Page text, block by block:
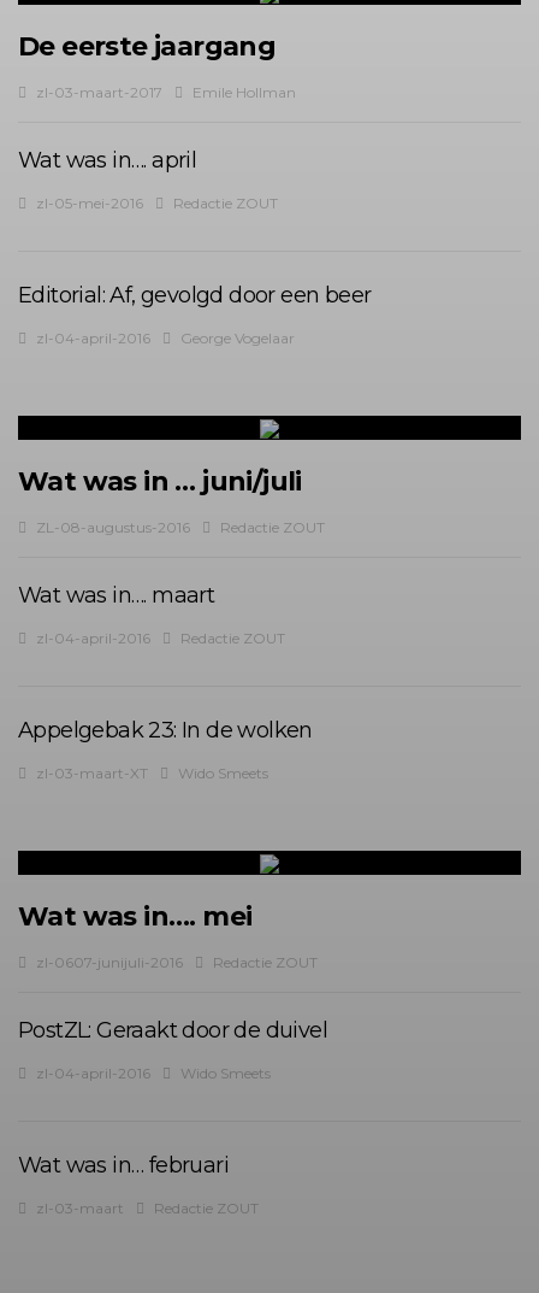
De eerste jaargang
zl-03-maart-2017 Emile Hollman
Wat was in…. april
zl-05-mei-2016 Redactie ZOUT
Editorial: Af, gevolgd door een beer
zl-04-april-2016 George Vogelaar
Wat was in … juni/juli
ZL-08-augustus-2016 Redactie ZOUT
Wat was in…. maart
zl-04-april-2016 Redactie ZOUT
Appelgebak 23: In de wolken
zl-03-maart-XT Wido Smeets
Wat was in…. mei
zl-0607-junijuli-2016 Redactie ZOUT
PostZL: Geraakt door de duivel
zl-04-april-2016 Wido Smeets
Wat was in… februari
zl-03-maart Redactie ZOUT